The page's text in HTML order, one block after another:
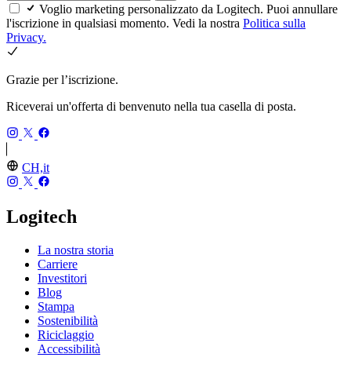
Voglio marketing personalizzato da Logitech. Puoi annullare
l'iscrizione in qualsiasi momento. Vedi la nostra Politica sulla
Privacy.
Grazie per l’iscrizione.
Riceverai un'offerta di benvenuto nella tua casella di posta.
CH,it
Logitech
La nostra storia
Carriere
Investitori
Blog
Stampa
Sostenibilità
Riciclaggio
Accessibilità